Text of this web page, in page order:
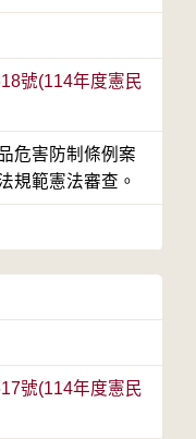
號(114年度憲民
危害防制條例案
規範憲法審查。
號(114年度憲民